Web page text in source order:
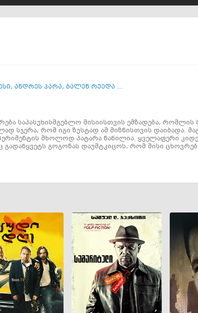
, ანდრეს პარა, ბალენ რუედა ...
საპასუხისმგებლო მისიისთვის ემზადება, რომლის
სჯერა, რომ იგი ზუსტად ამ მიზნისთვის დაიბადა.
მხოლოდ პატარა ნაწილია. ყველაფერი
გოგონას დაუმტკიცოს, რომ მისი